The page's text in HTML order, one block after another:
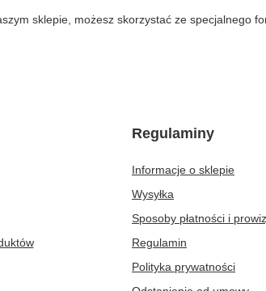
sklepie, możesz skorzystać ze specjalnego
Regulaminy
Informacje o sklepie
Wysyłka
Sposoby płatności i
Regulamin
Polityka prywatności